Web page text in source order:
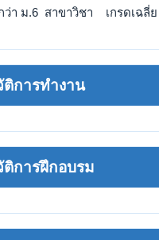
า ม.6 สาขาวิชา เกรดเฉลี่ย
ติการทำงาน
ติการฝึกอบรม